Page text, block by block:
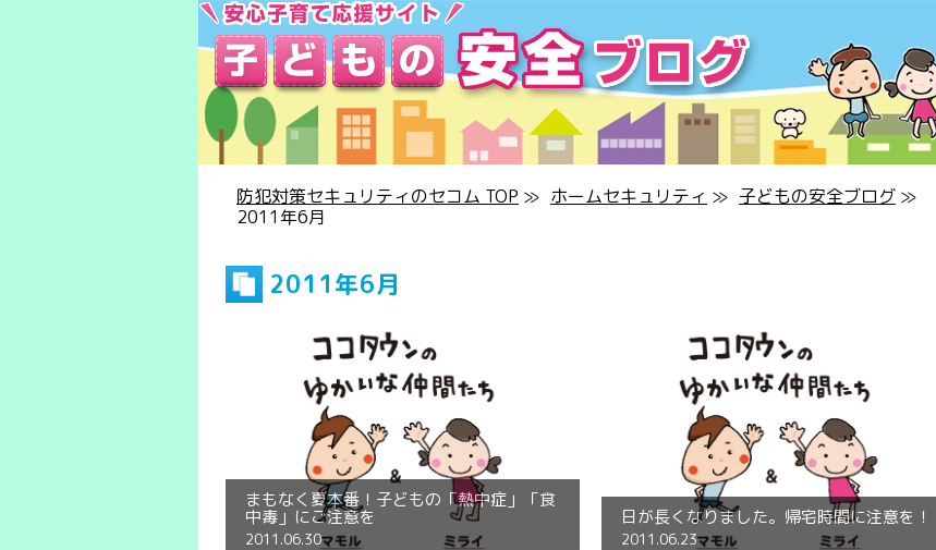
防犯対策セキュリティのセコム TOP ≫ ホームセキュリティ ≫ 子どもの安全ブログ ≫
2011年6月
2011年6月
まもなく夏本番！子どもの「熱中症」「食
中毒」にご注意を
2011.06.30
日が長くなりました。帰宅時間に注意を！
2011.06.23